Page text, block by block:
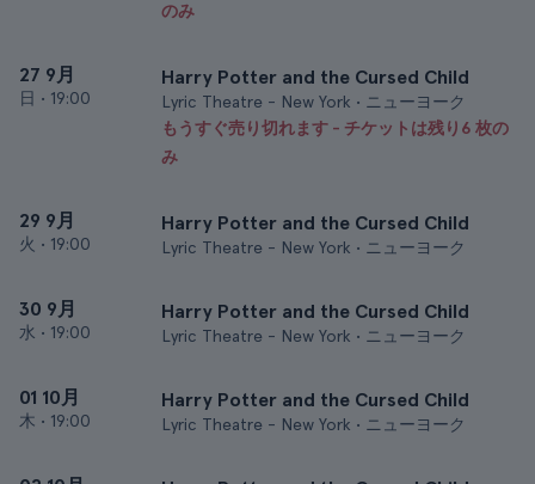
のみ
27 9月
日 • 19:00
Harry Potter and the Cursed Child
Lyric Theatre - New York • ニューヨーク
もうすぐ売り切れます - チケットは残り6 枚の
み
29 9月
火 • 19:00
Harry Potter and the Cursed Child
Lyric Theatre - New York • ニューヨーク
30 9月
水 • 19:00
Harry Potter and the Cursed Child
Lyric Theatre - New York • ニューヨーク
01 10月
木 • 19:00
Harry Potter and the Cursed Child
Lyric Theatre - New York • ニューヨーク